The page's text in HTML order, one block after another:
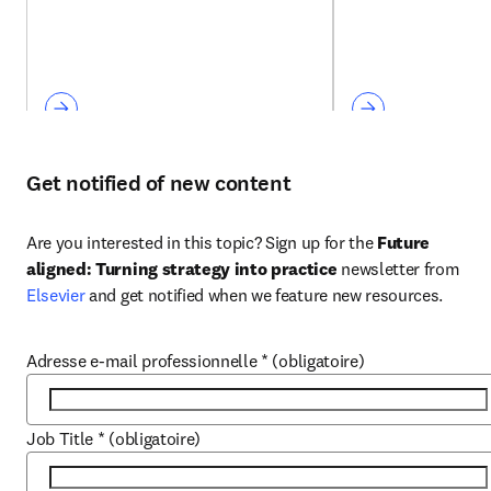
Get notified of new content
Are you interested in this topic? Sign up for the Future
aligned: Turning strategy into practice
Elsevier and get notified when we feature new resources.
Adresse e-mail professionnelle * (obligatoire)
Job Title * (obligatoire)